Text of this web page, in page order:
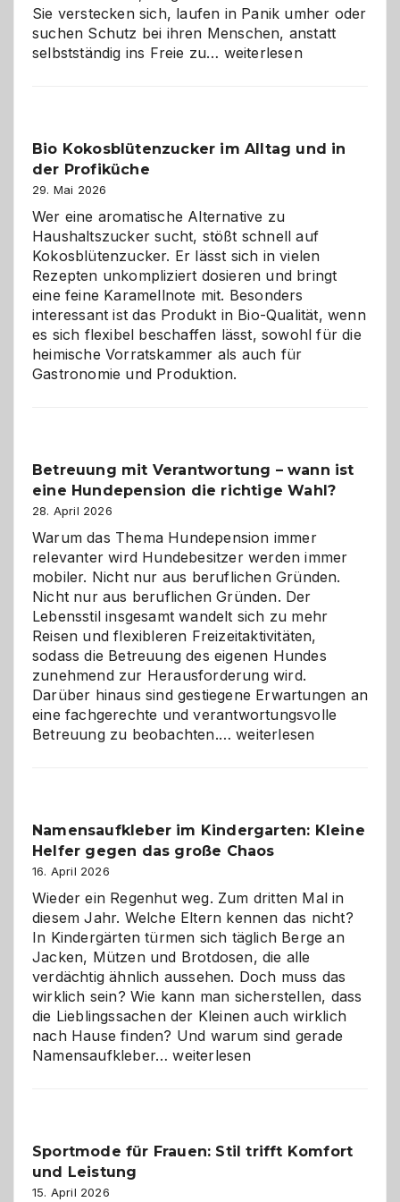
Sie verstecken sich, laufen in Panik umher oder
suchen Schutz bei ihren Menschen, anstatt
selbstständig ins Freie zu… Wenn
Gefahr
für
Hunde
im
eigenen
Zuhause
weiterlesen
Bio Kokosblütenzucker im Alltag und in
der Profiküche
29. Mai 2026
Wer eine aromatische Alternative zu
Haushaltszucker sucht, stößt schnell auf
Kokosblütenzucker. Er lässt sich in vielen
Rezepten unkompliziert dosieren und bringt
eine feine Karamellnote mit. Besonders
interessant ist das Produkt in Bio-Qualität, wenn
es sich flexibel beschaffen lässt, sowohl für die
heimische Vorratskammer als auch für
Gastronomie und Produktion.
Betreuung mit Verantwortung – wann ist
eine Hundepension die richtige Wahl?
28. April 2026
Warum das Thema Hundepension immer
relevanter wird Hundebesitzer werden immer
mobiler. Nicht nur aus beruflichen Gründen.
Nicht nur aus beruflichen Gründen. Der
Lebensstil insgesamt wandelt sich zu mehr
Reisen und flexibleren Freizeitaktivitäten,
sodass die Betreuung des eigenen Hundes
zunehmend zur Herausforderung wird.
Darüber hinaus sind gestiegene Erwartungen an
eine fachgerechte und verantwortungsvolle
Betreuung zu beobachten.…Betreuung
ist
eine
die
richtige
Wahl?
weiterlesen
Namensaufkleber im Kindergarten: Kleine
Helfer gegen das große Chaos
16. April 2026
Wieder ein Regenhut weg. Zum dritten Mal in
diesem Jahr. Welche Eltern kennen das nicht?
In Kindergärten türmen sich täglich Berge an
Jacken, Mützen und Brotdosen, die alle
verdächtig ähnlich aussehen. Doch muss das
wirklich sein? Wie kann man sicherstellen, dass
die Lieblingssachen der Kleinen auch wirklich
nach Hause finden? Und warum sind gerade
Namensaufkleber…Namensaufkleber
gegen
weiterlesen
Sportmode für Frauen: Stil trifft Komfort
und Leistung
15. April 2026